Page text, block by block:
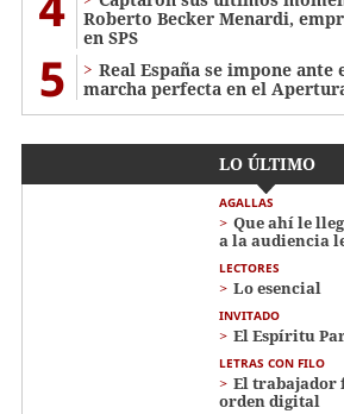
Roberto Becker Menardi​​​,
en SPS
5
Real España se impone ante
marcha perfecta en el
LO ÚLTIMO
AGALLAS
Que ahí le
a la audiencia
LECTORES
Lo esencial
INVITADO
El Espíritu
LETRAS CON FILO
El trabajador
orden digital